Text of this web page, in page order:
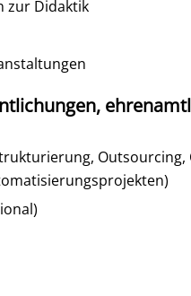
zur Didaktik
Outsourcing,